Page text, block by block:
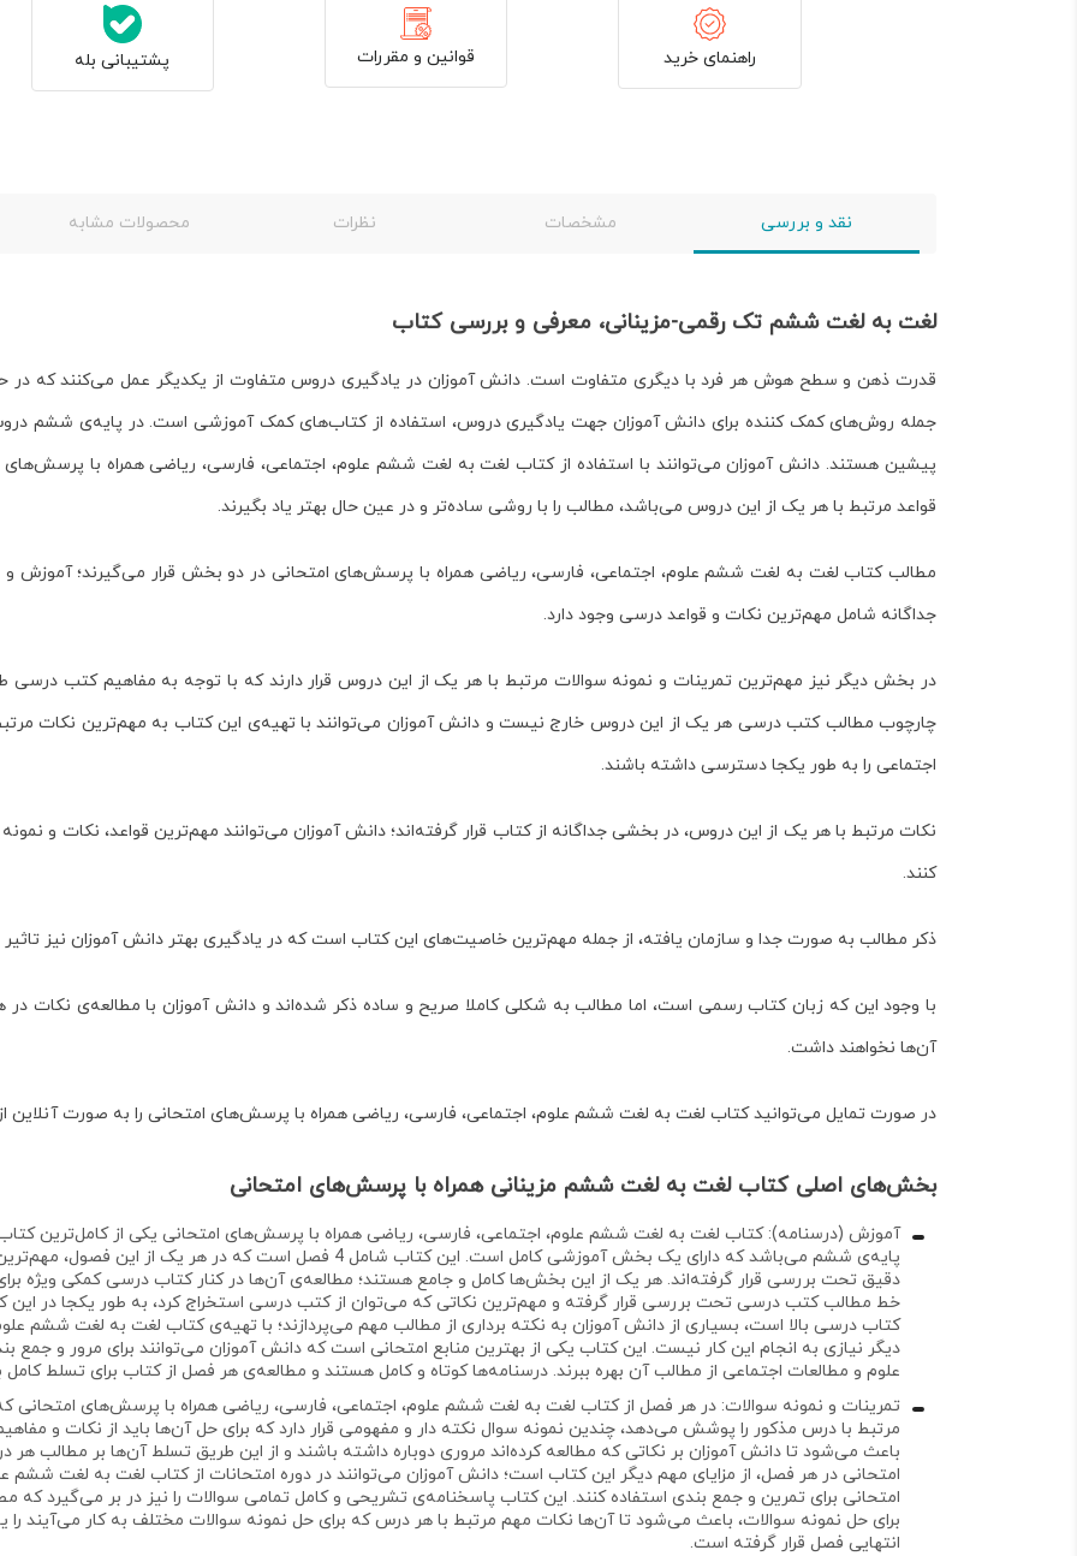
راهنمای خرید قوانین و مقررات پشتیبانی بله
نقد و بررسی مشخصات نظرات محصولات مشابه
لغت به لغت ششم تک رقمی-مزینانی، معرفی و بررسی کتاب
قدرت ذهن و سطح هوش هر فرد با دیگری متفاوت است. دانش آموزان در یادگیری دروس متفاوت از یکدیگر عمل می‌کنند که در
جمله روش‌های کمک کننده برای دانش آموزان جهت یادگیری دروس، استفاده از کتاب‌های کمک آموزشی است. در پایه‌ی ششم
پیشین هستند. دانش آموزان می‌توانند با استفاده ازکتاب لغت به لغت ششم علوم، اجتماعی، فارسی، ریاضی همراه با پرسش‌های
قواعد مرتبط با هر یک از این دروس می‌باشد، مطالب را با روشی ساده‌تر و در عین حال بهتر یاد بگیرند.
مطالبکتاب لغت به لغت ششم علوم، اجتماعی، فارسی، ریاضی همراه با پرسش‌های امتحانی در دو بخش قرار می‌گیرند؛ آموزش
جداگانه شامل مهم‌ترین نکات و قواعد درسی وجود دارد.
در بخش دیگر نیز مهم‌ترین تمرینات و نمونه سوالات مرتبط با هر یک از این دروس قرار دارند که با توجه به مفاهیم کتب
چارچوب مطالب کتب درسی هر یک از این دروس خارج نیست و دانش آموزان می‌توانند با تهیه‌ی این کتاب به مهم‌ترین نکات
اجتماعی را به طور یکجا دسترسی داشته باشند.
نکات مرتبط با هر یک از این دروس، در بخشی جداگانه از کتاب قرار گرفته‌اند؛ دانش آموزان می‌توانند مهم‌ترین قواعد، نکات و
کنند.
ذکر مطالب به صورت جدا و سازمان یافته، از جمله مهم‌ترین خاصیت‌های این کتاب است که در یادگیری بهتر دانش آموزان نیز تاثیر
با وجود این که زبان کتاب رسمی است، اما مطالب به شکلی کاملا صریح و ساده ذکر شده‌اند و دانش آموزان با مطالعه‌ی نکات
آن‌ها نخواهند داشت.
در صورت تمایل می‌توانیدکتاب لغت به لغت ششم علوم، اجتماعی، فارسی، ریاضی همراه با پرسش‌های امتحانی را به صورت آنلاین
بخش‌های اصلی کتاب لغت به لغت ششم مزینانی همراه با پرسش‌های امتحانی
آموزش (درسنامه): کتاب لغت به لغت ششم علوم، اجتماعی، فارسی، ریاضی همراه با پرسش‌های امتحانی یکی از کامل‌ترین
پایه‌ی ششم می‌باشد که دارای یک بخش آموزشی کامل است. این کتاب شامل 4
دقیق تحت بررسی قرار گرفته‌اند. هر یک از این بخش‌ها کامل و جامع هستند؛ مطالعه‌ی آن‌ها در کنار کتاب درسی کمکی ویژه
خط مطالب کتب درسی تحت بررسی قرار گرفته‌ و مهم‌ترین نکاتی که می‌توان از کتب درسی استخراج کرد، به طور یکجا در این
کتاب درسی بالا است، بسیاری از دانش آموزان به نکته برداری از مطالب مهم می‌پردازند؛ با تهیه‌یکتاب لغت به لغت ششم
دیگر نیازی به انجام این کار نیست. این کتاب یکی از بهترین منابع امتحانی است که دانش آموزان می‌توانند برای مرور و
علوم و مطالعات اجتماعی از مطالب آن بهره ببرند. درسنامه‌ها کوتاه و کامل هستند و مطالعه‌ی هر فصل از کتاب برای تسلط
تمرینات و نمونه سوالات: در هر فصل ازکتاب لغت به لغت ششم علوم، اجتماعی، فارسی، ریاضی همراه با پرسش‌های امتحانی
مرتبط با درس مذکور را پوشش می‌دهد، چندین نمونه سوال نکته دار و مفهومی قرار دارد که برای حل آن‌ها باید از نکات و
باعث می‌شود تا دانش آموزان بر نکاتی که مطالعه کرده‌اند مروری دوباره داشته باشند و از این طریق تسلط آن‌ها بر مطالب
امتحانی در هر فصل، از مزایای مهم دیگر این کتاب است؛ دانش آموزان می‌توانند در دوره امتحانات ازکتاب لغت به لغت ششم
امتحانی برای تمرین و جمع بندی استفاده کنند. این کتاب پاسخنامه‌ی تشریحی و کامل تمامی سوالات را نیز در بر می‌گیرد که
برای حل نمونه سوالات، باعث می‌شود تا آن‌ها نکات مهم مرتبط با هر درس که برای حل نمونه سوالات مختلف به کار می‌آیند
انتهایی فصل قرار گرفته است.